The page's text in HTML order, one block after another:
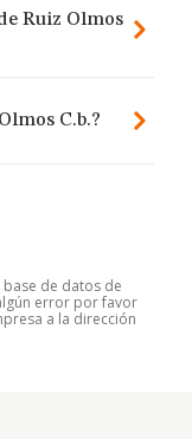
Ruiz Olmos
C.b.?
de datos de
algún error por favor
a la dirección